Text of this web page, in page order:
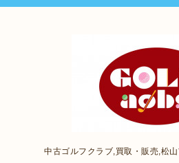
中古ゴルフクラブ,買取・販売,松